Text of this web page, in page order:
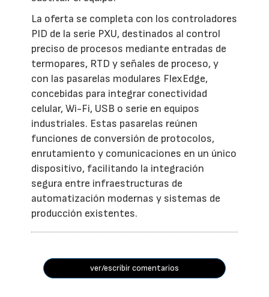
La oferta se completa con los controladores
PID de la serie PXU, destinados al control
preciso de procesos mediante entradas de
termopares, RTD y señales de proceso, y
con las pasarelas modulares FlexEdge,
concebidas para integrar conectividad
celular, Wi-Fi, USB o serie en equipos
industriales. Estas pasarelas reúnen
funciones de conversión de protocolos,
enrutamiento y comunicaciones en un único
dispositivo, facilitando la integración
segura entre infraestructuras de
automatización modernas y sistemas de
producción existentes.
ver/escribir comentarios